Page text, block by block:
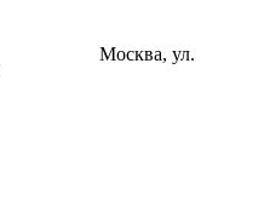
Москва, ул.